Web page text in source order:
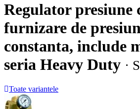
Regulator presiune
furnizare de
constanta, include
seria Heavy Duty ·
Toate variantele